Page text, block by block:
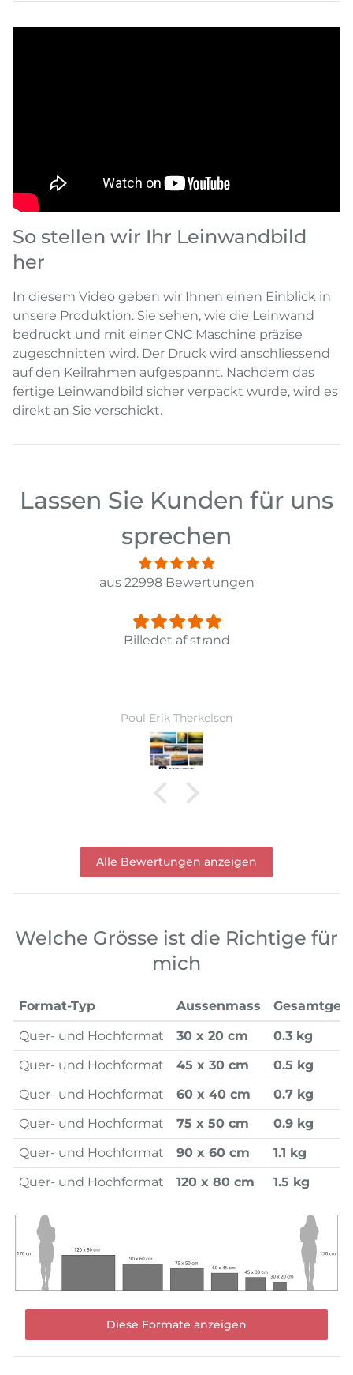
So stellen wir Ihr Leinwandbild
her
In diesem Video geben wir Ihnen einen Einblick in
unsere Produktion. Sie sehen, wie die Leinwand
bedruckt und mit einer CNC Maschine präzise
zugeschnitten wird. Der Druck wird anschliessend
auf den Keilrahmen aufgespannt. Nachdem das
fertige Leinwandbild sicher verpackt wurde, wird es
direkt an Sie verschickt.
Lassen Sie Kunden für uns
sprechen
aus 22998 Bewertungen
Panorama Leinwandbild 3-teilig Old Pier Ii
Ward Monballiu
Alle Bewertungen anzeigen
Welche Grösse ist die Richtige für
mich
Format-Typ Aussenmass
Quer- und Hochformat
30 x 20 cm
0.3 kg
Quer- und Hochformat
45 x 30 cm
0.5 kg
Quer- und Hochformat
60 x 40 cm
0.7 kg
Quer- und Hochformat
75 x 50 cm
0.9 kg
Quer- und Hochformat
90 x 60 cm
1.1 kg
Quer- und Hochformat
120 x 80 cm 1.5 kg
Diese Formate anzeigen